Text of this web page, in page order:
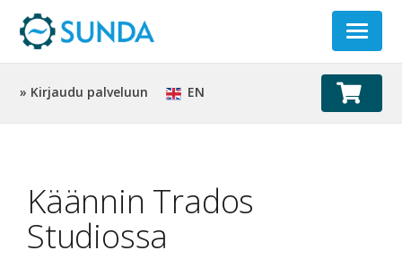
Toggle
» Kirjaudu palveluun EN
Käännin Trados
Studiossa